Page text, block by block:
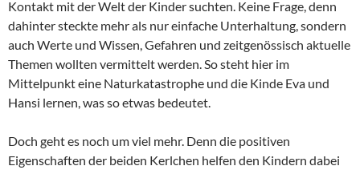
Kontakt mit der Welt der Kinder suchten. Keine Frage, denn
dahinter steckte mehr als nur einfache Unterhaltung, sondern
auch Werte und Wissen, Gefahren und zeitgenössisch aktuelle
Themen wollten vermittelt werden. So steht hier im
Mittelpunkt eine Naturkatastrophe und die Kinde Eva und
Hansi lernen, was so etwas bedeutet.
Doch geht es noch um viel mehr. Denn die positiven
Eigenschaften der beiden Kerlchen helfen den Kindern dabei